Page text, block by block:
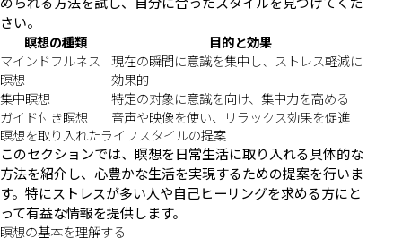
さい。
瞑想の種類
目的と効果
マインドフルネス
瞑想
現在の瞬間に意識を集中し、ストレス軽減に
効果的
集中瞑想
特定の対象に意識を向け、集中力を高める
ガイド付き瞑想
音声や映像を使い、リラックス効果を促進
瞑想を取り入れたライフスタイルの提案
このセクションでは、瞑想を日常生活に取り入れる具体的な
方法を紹介し、心豊かな生活を実現するための提案を行いま
す。特にストレスが多い人や自己ヒーリングを求める方にと
って有益な情報を提供します。
瞑想の基本を理解する